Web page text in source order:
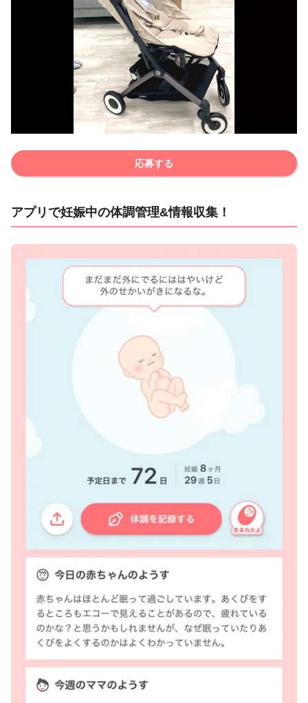
応募する
アプリで妊娠中の体調管理&情報収集！